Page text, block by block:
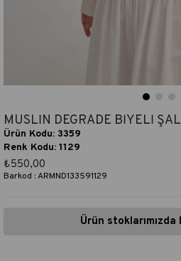
MÜSLİN DEGRADE BİYELİ
Ürün Kodu: 3359
Renk Kodu: 1129
₺550,00
Barkod :ARMND133591129
Ürün stoklarımızda